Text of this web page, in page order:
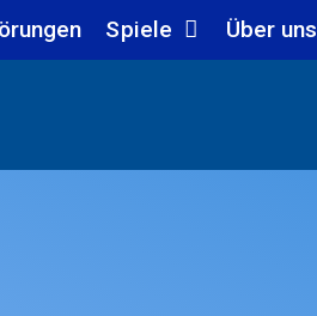
Spiele Über uns